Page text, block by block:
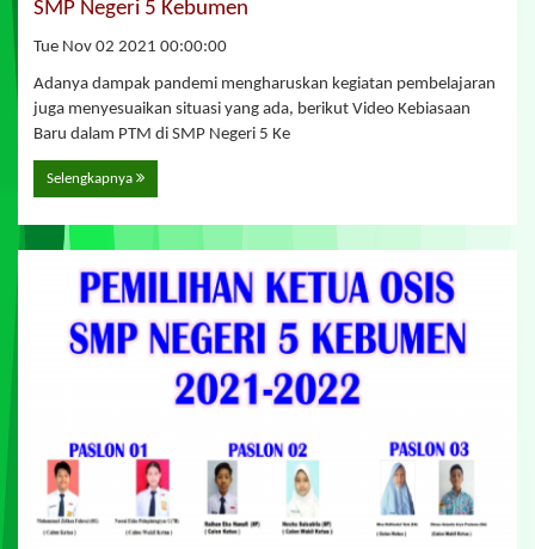
SMP Negeri 5 Kebumen
Tue Nov 02 2021 00:00:00
Adanya dampak pandemi mengharuskan kegiatan pembelajaran
juga menyesuaikan situasi yang ada, berikut Video Kebiasaan
Baru dalam PTM di SMP Negeri 5 Ke
Selengkapnya